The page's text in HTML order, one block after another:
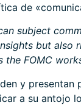
de
subject
but also
FOMC
y
a su antojo